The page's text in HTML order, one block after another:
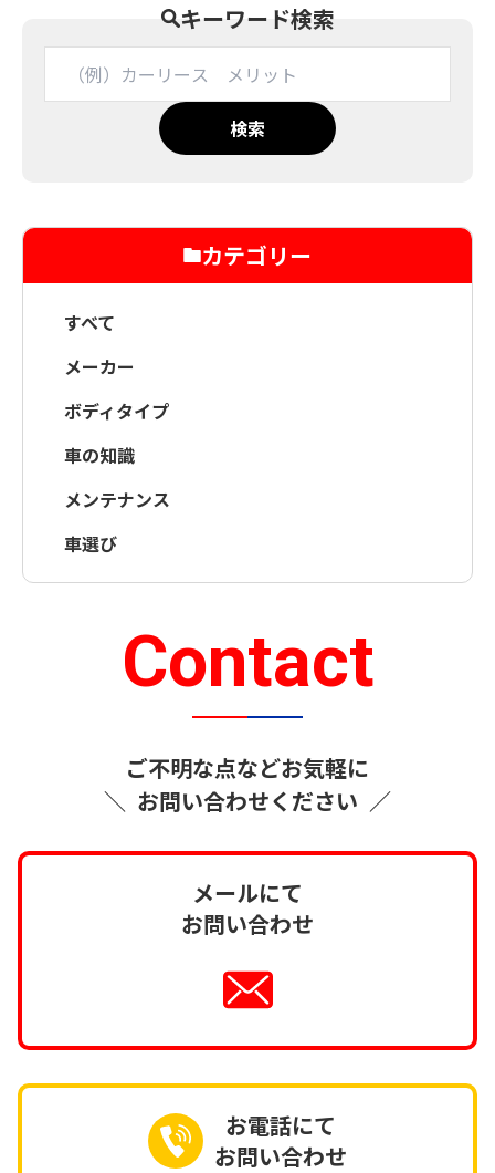
キーワード検索
検索
カテゴリー
すべて
メーカー
ボディタイプ
車の知識
メンテナンス
車選び
Contact
＼
ご不明な点などお気軽に
お問い合わせください ／
メールにて
お問い合わせ
お電話にて
お問い合わせ